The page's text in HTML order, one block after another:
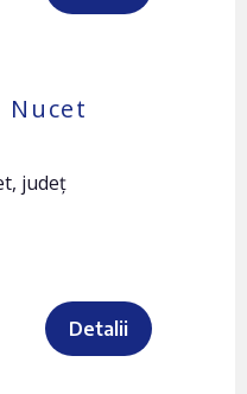
Nucet
județ
Detalii